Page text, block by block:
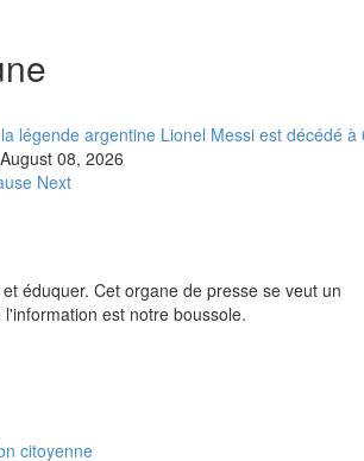
légende argentine Lionel Messi est décédé à
August 08, 2026
Next
éduquer. Cet organe de presse se veut un
est notre boussole.